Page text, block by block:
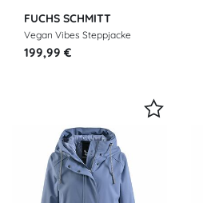
FUCHS SCHMITT
Vegan Vibes Steppjacke
199,99 €